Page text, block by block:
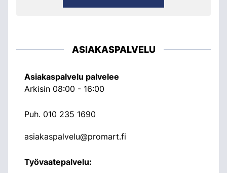
ASIAKASPALVELU
Asiakaspalvelu palvelee
Arkisin 08:00 - 16:00
Puh. 010 235 1690
asiakaspalvelu@promart.fi
Työvaatepalvelu: